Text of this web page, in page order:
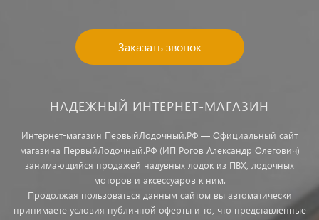
Заказать звонок
НАДЕЖНЫЙ ИНТЕРНЕТ-МАГАЗИН
Интернет-магазин ПервыйЛодочный.РФ — Официальный сайт
магазина ПервыйЛодочный.РФ (ИП Рогов Александр Олегович)
занимающийся продажей надувных лодок из ПВХ, лодочных
моторов и аксессуаров к ним.
Продолжая пользоваться данным сайтом вы автоматически
принимаете условия публичной оферты и то, что представленные